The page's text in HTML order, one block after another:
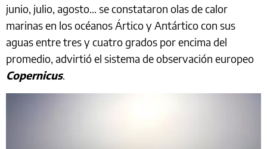
junio, julio, agosto... se constataron olas de calor
marinas en los océanos Ártico y Antártico con sus
aguas entre tres y cuatro grados por encima del
promedio, advirtió el sistema de observación europeo
Copernicus.